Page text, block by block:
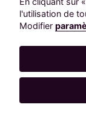
La consommation
avoir des
La
l'utilisation de
Modifier